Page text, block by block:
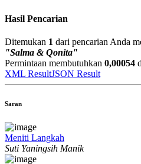
Hasil Pencarian
Ditemukan 1 dari pencarian Anda
"Salma & Qonita"
Permintaan membutuhkan 0,00054
XML ResultJSON Result
Saran
Meniti Langkah
Suti Yaningsih Manik